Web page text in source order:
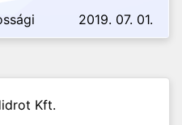
2019. 07. 01.
Kft.